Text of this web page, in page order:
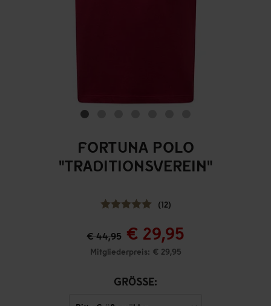
FORTUNA POLO
"TRADITIONSVEREIN"
(12)
€ 44,95 € 29,95
Mitgliederpreis: € 29,95
GRÖSSE: